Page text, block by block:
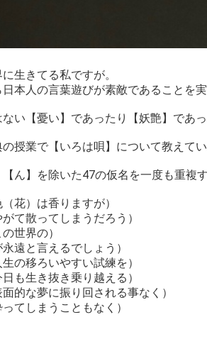
生きてる私ですが。
本人の言葉遊びが素敵であることを実
い【憂い】であったり【妖艶】であ
授業で【いろは唄】について教えて
ん】を除いた47の仮名を一度も重複
花）は香りますが）
て散ってしまうだろう）
世界の）
遠と言えるでしょう）
の移ろいやすい試練を）
も生き抜き乗り越える）
的な夢に振り回される事なく）
てしまうこともなく）